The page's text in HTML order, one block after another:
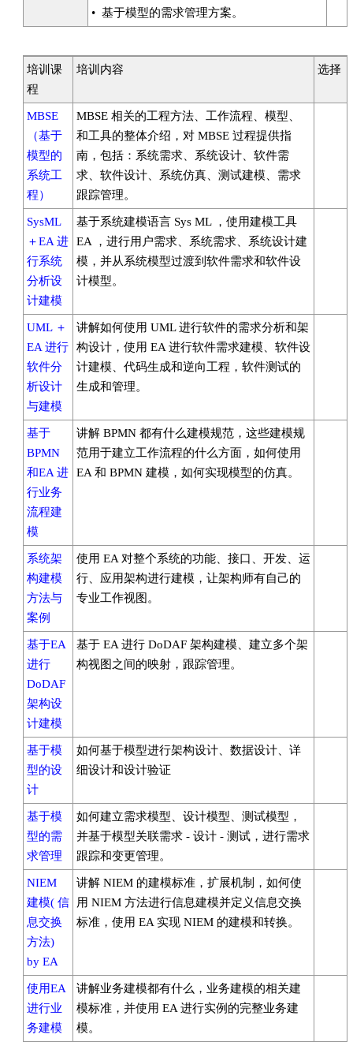
• 基于模型的需求管理方案。
培训课
程
培训内容 选择
MBSE
（基于
模型的
系统工
程）
MBSE 相关的工程方法、工作流程、模型、
和工具的整体介绍，对 MBSE 过程提供指
南，包括：系统需求、系统设计、软件需
求、软件设计、系统仿真、测试建模、需求
跟踪管理。
SysML
＋EA 进
行系统
分析设
计建模
基于系统建模语言 Sys ML ，使用建模工具
EA ，进行用户需求、系统需求、系统设计建
模，并从系统模型过渡到软件需求和软件设
计模型。
UML ＋
EA 进行
软件分
析设计
与建模
讲解如何使用 UML 进行软件的需求分析和架
构设计，使用 EA 进行软件需求建模、软件设
计建模、代码生成和逆向工程，软件测试的
生成和管理。
基于
BPMN
和EA 进
行业务
流程建
模
讲解 BPMN 都有什么建模规范，这些建模规
范用于建立工作流程的什么方面，如何使用
EA 和 BPMN 建模，如何实现模型的仿真。
系统架
构建模
方法与
案例
使用 EA 对整个系统的功能、接口、开发、运
行、应用架构进行建模，让架构师有自己的
专业工作视图。
基于EA
进行
DoDAF
架构设
计建模
基于 EA 进行 DoDAF 架构建模、建立多个架
构视图之间的映射，跟踪管理。
基于模
型的设
计
如何基于模型进行架构设计、数据设计、详
细设计和设计验证
基于模
型的需
求管理
如何建立需求模型、设计模型、测试模型，
并基于模型关联需求 - 设计 - 测试，进行需求
跟踪和变更管理。
NIEM
建模( 信
息交换
方法)
by EA
讲解 NIEM 的建模标准，扩展机制，如何使
用 NIEM 方法进行信息建模并定义信息交换
标准，使用 EA 实现 NIEM 的建模和转换。
使用EA
进行业
务建模
讲解业务建模都有什么，业务建模的相关建
模标准，并使用 EA 进行实例的完整业务建
模。